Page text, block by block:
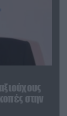
στην